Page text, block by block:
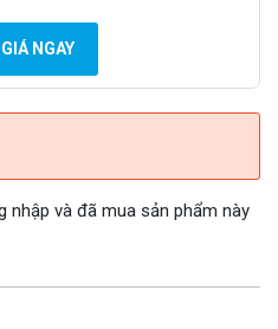
NGAY
nhập và đã mua sản phẩm này